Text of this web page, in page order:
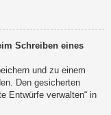
Schreiben eines
und zu einem
Den gesicherten
Entwürfe verwalten“ in